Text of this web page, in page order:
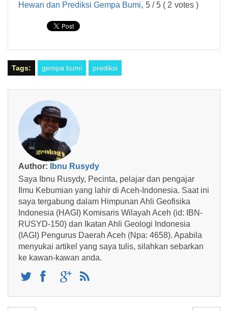
Hewan dan Prediksi Gempa Bumi, 5 / 5 ( 2 votes )
Tags: gempa bumi prediksi
Author:
Ibnu Rusydy
Saya Ibnu Rusydy, Pecinta, pelajar dan pengajar
Ilmu Kebumian yang lahir di Aceh-Indonesia. Saat ini
saya tergabung dalam Himpunan Ahli Geofisika
Indonesia (HAGI) Komisaris Wilayah Aceh (id: IBN-
RUSYD-150) dan Ikatan Ahli Geologi Indonesia
(IAGI) Pengurus Daerah Aceh (Npa: 4658). Apabila
menyukai artikel yang saya tulis, silahkan sebarkan
ke kawan-kawan anda.